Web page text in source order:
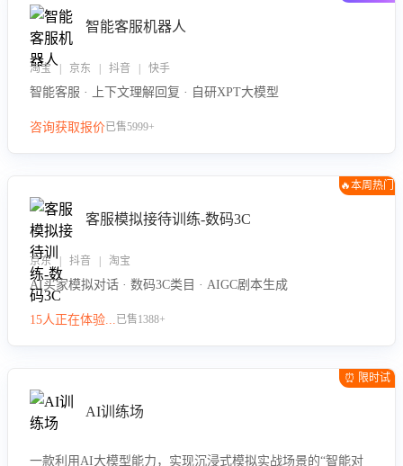
智能客服机器人
淘宝 | 京东 | 抖音 | 快手
智能客服 · 上下文理解回复 · 自研XPT大模型
咨询获取报价已售5999+
🔥本周热门
客服模拟接待训练-数码3C
京东 | 抖音 | 淘宝
AI买家模拟对话 · 数码3C类目 · AIGC剧本生成
15人正在体验...已售1388+
⏰ 限时试
AI训练场
一款利用AI大模型能力，实现沉浸式模拟实战场景的“智能对